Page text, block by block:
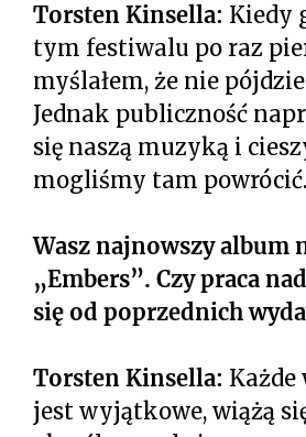
Torsten Kinsella: Kiedy
tym festiwalu po raz
myślałem, że nie
Jednak publiczność
się naszą muzyką i
mogliśmy tam powrócić.
Wasz najnowszy album
„Embers”. Czy praca
się od poprzednich
Torsten Kinsella:
jest wyjątkowe, wiążą